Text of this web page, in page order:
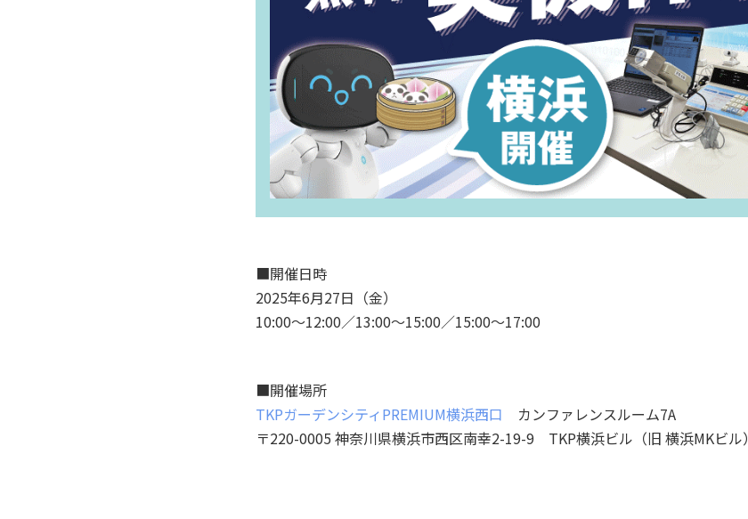
■開催日時
2025年6月27日（金）
10:00～12:00／13:00～15:00／15:00～17:00
■開催場所
TKPガーデンシティPREMIUM横浜西口 カンファレンスルーム7A
〒220-0005 神奈川県横浜市西区南幸2-19-9 TKP横浜ビル（旧 横浜MKビル）